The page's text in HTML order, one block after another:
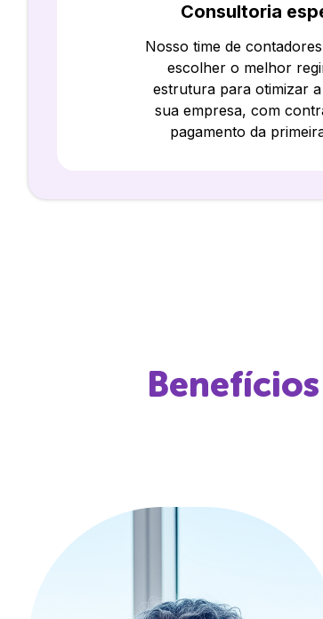
Consultoria
Nosso time de
escolher o melhor
estrutura para otimizar
sua empresa, com
pagamento da